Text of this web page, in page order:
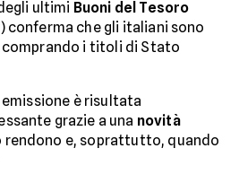
ultimi Buoni del Tesoro
conferma che gli italiani sono
i titoli di Stato
è risultata
grazie a una novità
e, soprattutto, quando